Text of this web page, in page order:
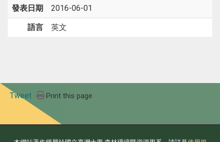
發表日期 2016-06-01
語言 英文
Tweet Print this page